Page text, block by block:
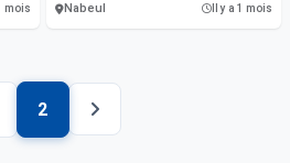
mois Nabeul Il y a 1 mois
2